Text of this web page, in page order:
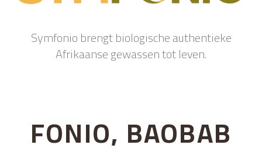
Symfonio brengt biologische authentieke
Afrikaanse gewassen tot leven.
FONIO, BAOBAB